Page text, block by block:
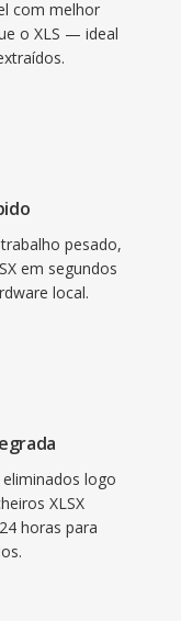
com melhor
o XLS — ideal
pesado,
em segundos
local.
logo
XLSX
horas para